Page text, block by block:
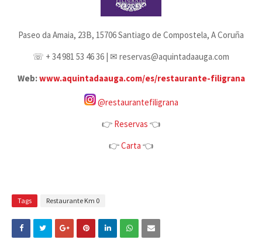
Paseo da Amaia, 23B, 15706 Santiago de Compostela, A Coruña
☏ + 34 981 53 46 36 | ✉ reservas@aquintadaauga.com
Web:www.aquintadaauga.com/es/restaurante-filigrana
@restaurantefiligrana
👉 Reservas 👈
👉Carta 👈
Tags Restaurante Km 0